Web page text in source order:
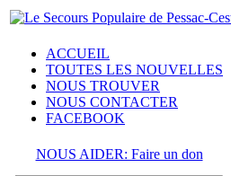
ACCUEIL
TOUTES LES NOUVELLES
NOUS TROUVER
NOUS CONTACTER
FACEBOOK
NOUS AIDER: Faire un don